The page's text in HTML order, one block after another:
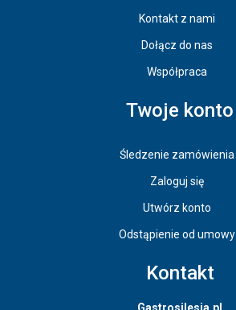
Kontakt z nami
Dołącz do nas
Współpraca
Twoje konto
Śledzenie zamówienia
Zaloguj się
Utwórz konto
Odstąpienie od umowy
Kontakt